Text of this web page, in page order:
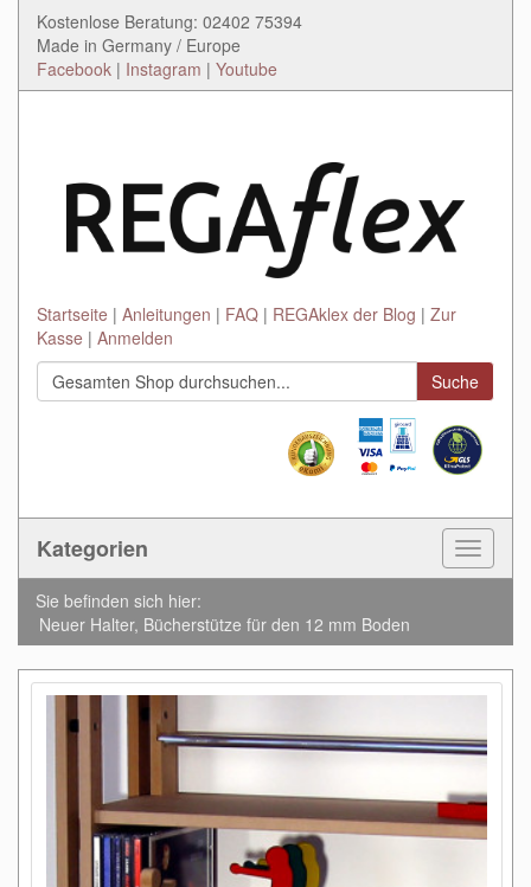
Kostenlose Beratung: 02402 75394
Made in Germany / Europe
Facebook | Instagram | Youtube
Startseite Anleitungen FAQ REGAklex der Blog
Zur
Kasse
Anmelden
Suche
Kategorien
Toggle
Sie befinden sich hier:
Neuer Halter, Bücherstütze für den 12 mm Boden